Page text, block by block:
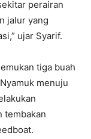
perairan
jalur yang
ujar Syarif.
tiga buah
menuju
tembakan